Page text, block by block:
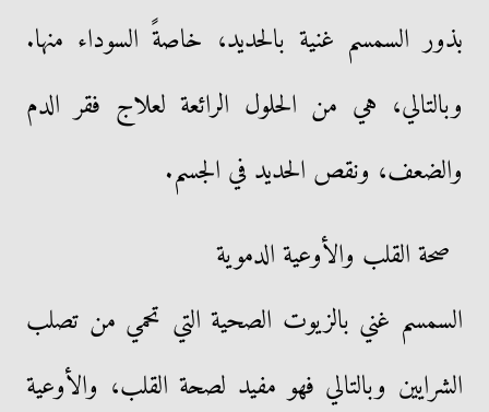
بذور السمسم غنية بالحديد، خاصةً السوداء منها.
وبالتالي، هي من الحلول الرائعة لعلاج فقر الدم
والضعف، ونقص الحديد في الجسم.
صحة القلب والأوعية الدموية
السمسم غني بالزيوت الصحية التي تحمي من تصلب
الشرايين وبالتالي فهو مفيد لصحة القلب، والأوعية